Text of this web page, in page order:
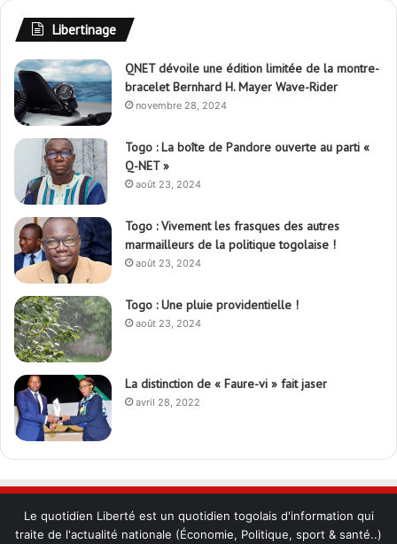
Libertinage
QNET dévoile une édition limitée de la montre-
bracelet Bernhard H. Mayer Wave-Rider
novembre 28, 2024
Togo : La boîte de Pandore ouverte au parti «
Q-NET »
août 23, 2024
Togo : Vivement les frasques des autres
marmailleurs de la politique togolaise !
août 23, 2024
Togo : Une pluie providentielle !
août 23, 2024
La distinction de « Faure-vi » fait jaser
avril 28, 2022
Le quotidien Liberté est un quotidien togolais d'information qui
traite de l'actualité nationale (Économie, Politique, sport & santé..)